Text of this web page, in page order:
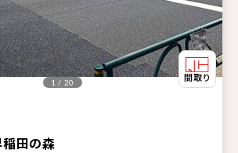
稲田の森
1 / 20